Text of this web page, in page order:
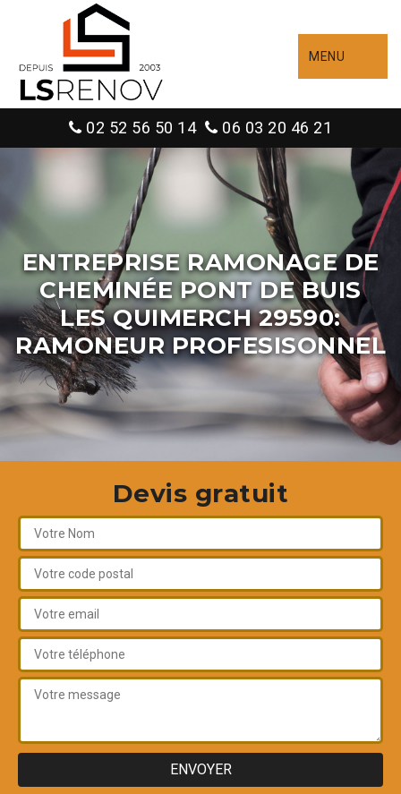
MENU
02 52 56 50 14 06 03 20 46 21
ENTREPRISE RAMONAGE DE
CHEMINÉE PONT DE BUIS
LES QUIMERCH 29590:
RAMONEUR PROFESISONNEL
Devis gratuit